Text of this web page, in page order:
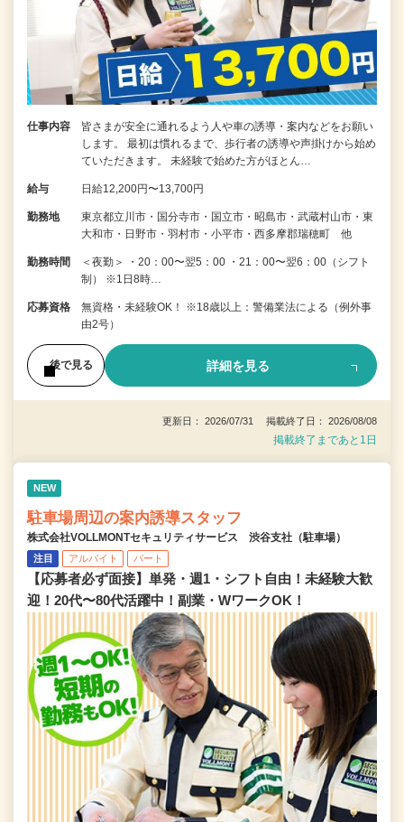
仕事内容
皆さまが安全に通れるよう人や車の誘導・案内などをお願い
します。 最初は慣れるまで、歩行者の誘導や声掛けから始め
ていただきます。 未経験で始めた方がほとん…
給与 日給12,200円〜13,700円
勤務地
東京都立川市・国分寺市・国立市・昭島市・武蔵村山市・東
大和市・日野市・羽村市・小平市・西多摩郡瑞穂町 他
勤務時間
＜夜勤＞ ・20：00〜翌5：00 ・21：00〜翌6：00（シフト
制） ※1日8時…
応募資格
無資格・未経験OK！ ※18歳以上：警備業法による（例外事
由2号）
後で見る 詳細を見る
更新日： 2026/07/31 掲載終了日： 2026/08/08
掲載終了まであと1日
NEW
駐車場周辺の案内誘導スタッフ
株式会社VOLLMONTセキュリティサービス 渋谷支社（駐車場）
注目 アルバイト パート
【応募者必ず面接】単発・週1・シフト自由！未経験大歓
迎！20代〜80代活躍中！副業・WワークOK！